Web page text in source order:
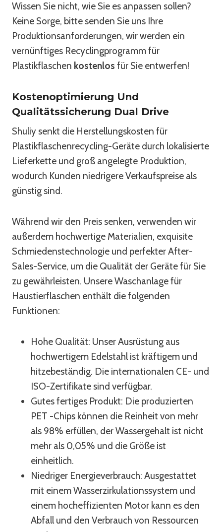
Wissen Sie nicht, wie Sie es anpassen sollen?
Keine Sorge, bitte senden Sie uns Ihre
Produktionsanforderungen, wir werden ein
vernünftiges Recyclingprogramm für
Plastikflaschen kostenlos für Sie entwerfen!
Kostenoptimierung Und
Qualitätssicherung Dual Drive
Shuliy senkt die Herstellungskosten für
Plastikflaschenrecycling-Geräte durch lokalisierte
Lieferkette und groß angelegte Produktion,
wodurch Kunden niedrigere Verkaufspreise als
günstig sind.
Während wir den Preis senken, verwenden wir
außerdem hochwertige Materialien, exquisite
Schmiedenstechnologie und perfekter After-
Sales-Service, um die Qualität der Geräte für Sie
zu gewährleisten. Unsere Waschanlage für
Haustierflaschen enthält die folgenden
Funktionen:
Hohe Qualität: Unser Ausrüstung aus
hochwertigem Edelstahl ist kräftigem und
hitzebeständig. Die internationalen CE- und
ISO-Zertifikate sind verfügbar.
Gutes fertiges Produkt: Die produzierten
PET -Chips können die Reinheit von mehr
als 98% erfüllen, der Wassergehalt ist nicht
mehr als 0,05% und die Größe ist
einheitlich.
Niedriger Energieverbrauch: Ausgestattet
mit einem Wasserzirkulationssystem und
einem hocheffizienten Motor kann es den
Abfall und den Verbrauch von Ressourcen